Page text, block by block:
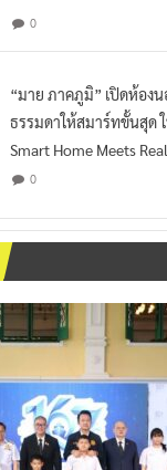
0
“มาย ภาคภูมิ” เปิดห้อง
ธรรมดาให้สมาร์ทขั้นสุด
Smart Home Meets
0